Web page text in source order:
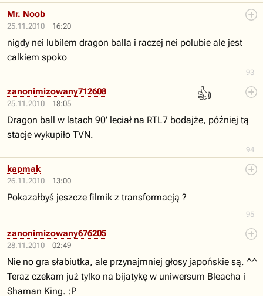
25.11.2010 16:20
93
Mr. Noob
nigdy nei lubilem dragon balla i raczej nei polubie ale jest
calkiem spoko
25.11.2010 18:05
👍
94
zanonimizowany712608
Dragon ball w latach 90' leciał na RTL7 bodajże, później tą
stacje wykupiło TVN.
26.11.2010 13:00
95
kapmak
Pokazałbyś jeszcze filmik z transformacją ?
28.11.2010 02:49
zanonimizowany676205
Nie no gra słabiutka, ale przynajmniej głosy japońskie są. ^^
Teraz czekam już tylko na bijatykę w uniwersum Bleacha i
Shaman King. :P